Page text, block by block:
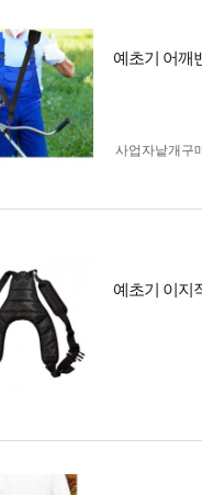
예초기 어깨
사업자 낱개구
예초기 이지